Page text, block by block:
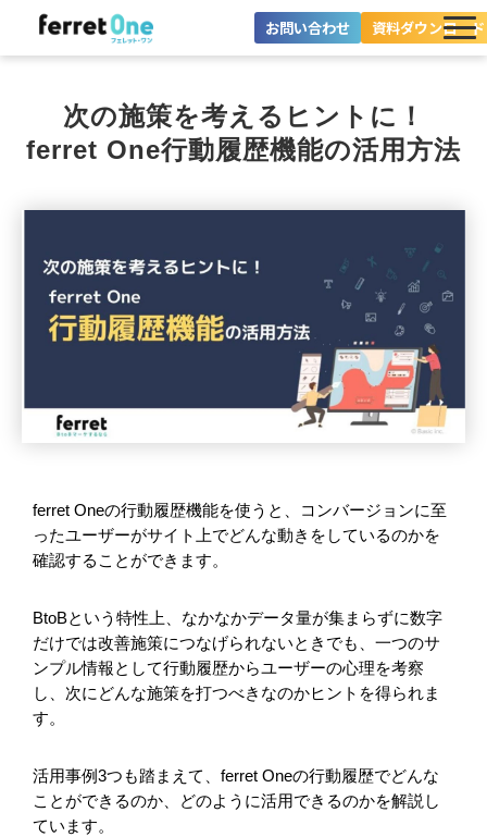
お問い合わせ 資料ダウンロード
ツール・機能一覧
セミナー
次の施策を考えるヒントに！
ferret One行動履歴機能の活用方法
ferret Oneの行動履歴機能を使うと、コンバージョンに至
ったユーザーがサイト上でどんな動きをしているのかを
確認することができます。
BtoBという特性上、なかなかデータ量が集まらずに数字
だけでは改善施策につなげられないときでも、一つのサ
ンプル情報として行動履歴からユーザーの心理を考察
し、次にどんな施策を打つべきなのかヒントを得られま
す。
活用事例3つも踏まえて、ferret Oneの行動履歴でどんな
ことができるのか、どのように活用できるのかを解説し
ています。